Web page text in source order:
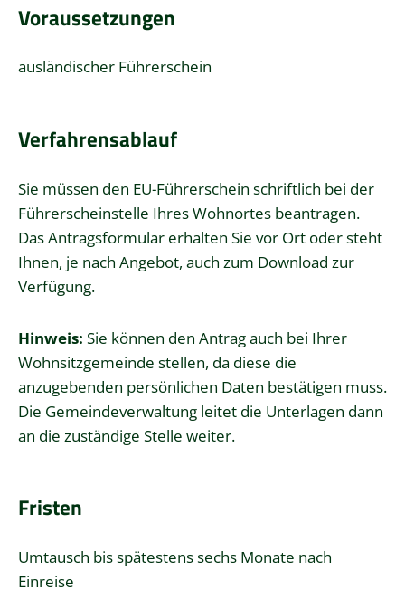
Voraussetzungen
ausländischer Führerschein
Verfahrensablauf
Sie müssen den EU-Führerschein schriftlich bei der
Führerscheinstelle Ihres Wohnortes beantragen.
Das Antragsformular erhalten Sie vor Ort oder steht
Ihnen, je nach Angebot, auch zum Download zur
Verfügung.
Hinweis: Sie können den Antrag auch bei Ihrer
Wohnsitzgemeinde stellen, da diese die
anzugebenden persönlichen Daten bestätigen muss.
Die Gemeindeverwaltung leitet die Unterlagen dann
an die zuständige Stelle weiter.
Fristen
Umtausch bis spätestens sechs Monate nach
Einreise